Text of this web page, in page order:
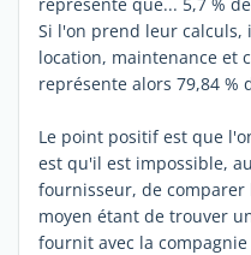
Si l'on prend leur calculs,
location, maintenance et
représente alors 79,84 %
Le point positif est que
est qu'il est impossible,
fournisseur, de comparer
moyen étant de trouver
fournit avec la